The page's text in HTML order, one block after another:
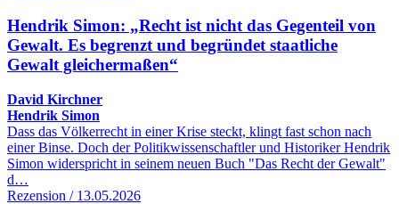
Hendrik Simon: „Recht ist nicht das Gegenteil von
Gewalt. Es begrenzt und begründet staatliche
Gewalt gleichermaßen“
David Kirchner
Hendrik Simon
Dass das Völkerrecht in einer Krise steckt, klingt fast schon nach
einer Binse. Doch der Politikwissenschaftler und Historiker Hendrik
Simon widerspricht in seinem neuen Buch "Das Recht der Gewalt"
d…
Rezension / 13.05.2026